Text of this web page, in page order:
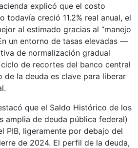
explicó que el costo
todavía creció 11.2% real anual, el
al estimado gracias al “manejo
un entorno de tasas elevadas —
de normalización gradual
de recortes del banco central
la deuda es clave para liberar
que el Saldo Histórico de los
amplia de deuda pública federal)
PIB, ligeramente por debajo del
de 2024. El perfil de la deuda,